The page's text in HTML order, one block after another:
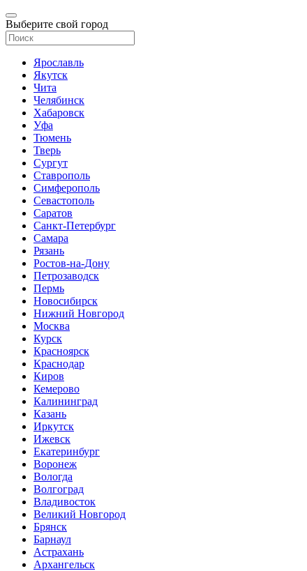
Выберите свой город
Ярославль
Якутск
Чита
Челябинск
Хабаровск
Уфа
Тюмень
Тверь
Сургут
Ставрополь
Симферополь
Севастополь
Саратов
Санкт-Петербург
Самара
Рязань
Ростов-на-Дону
Петрозаводск
Пермь
Новосибирск
Нижний Новгород
Москва
Курск
Красноярск
Краснодар
Киров
Кемерово
Калининград
Казань
Иркутск
Ижевск
Екатеринбург
Воронеж
Вологда
Волгоград
Владивосток
Великий Новгород
Брянск
Барнаул
Астрахань
Архангельск